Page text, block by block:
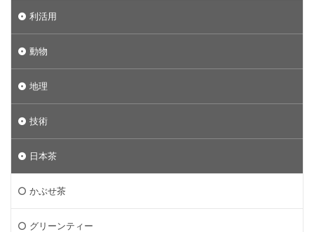
利活用
動物
地理
技術
日本茶
かぶせ茶
グリーンティー